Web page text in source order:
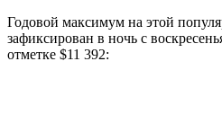
Годовой максимум на этой
зафиксирован в ночь с
отметке $11 392: